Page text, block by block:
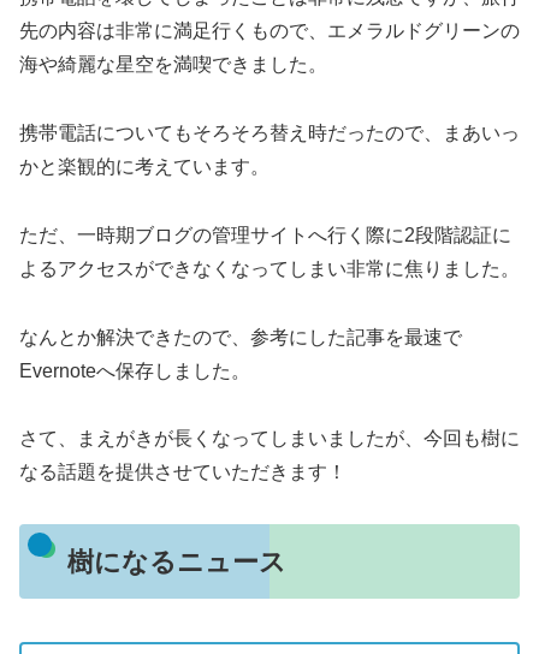
先の内容は非常に満足行くもので、エメラルドグリーンの
海や綺麗な星空を満喫できました。
携帯電話についてもそろそろ替え時だったので、まあいっ
かと楽観的に考えています。
ただ、一時期ブログの管理サイトへ行く際に2段階認証に
よるアクセスができなくなってしまい非常に焦りました。
なんとか解決できたので、参考にした記事を最速で
Evernoteへ保存しました。
さて、まえがきが長くなってしまいましたが、今回も樹に
なる話題を提供させていただきます！
樹になるニュース